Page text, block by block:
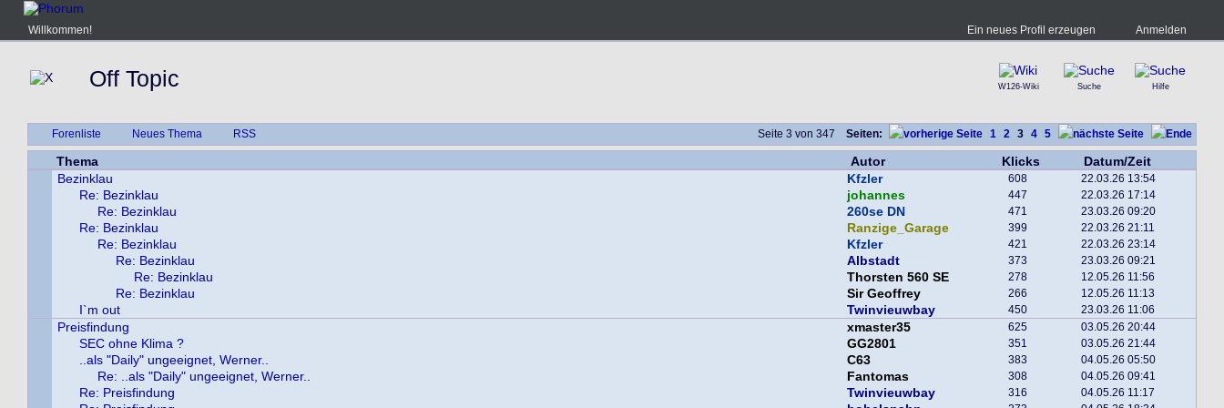
Willkommen! Ein neues Profil erzeugen Anmelden
Off Topic W126-Wiki Suche Hilfe
Seite 3 von 347 Seiten: 1 2 3 4 5
Forenliste Neues Thema RSS
Thema Autor Klicks
Datum/Zeit
Bezinklau
Kfzler 608 22.03.26 13:54
Re: Bezinklau johannes 447 22.03.26 17:14
Re: Bezinklau 260se DN 471 23.03.26 09:20
Re: Bezinklau Ranzige_Garage 399 22.03.26 21:11
Re: Bezinklau Kfzler 421 22.03.26 23:14
Re: Bezinklau Albstadt 373 23.03.26 09:21
Re: Bezinklau Thorsten 560 SE 278 12.05.26 11:56
Re: Bezinklau Sir Geoffrey 266 12.05.26 11:13
I`m out Twinvieuwbay 450 23.03.26 11:06
Preisfindung xmaster35 625 03.05.26 20:44
SEC ohne Klima ? GG2801 351 03.05.26 21:44
..als "Daily" ungeeignet, Werner.. C63 383 04.05.26 05:50
Re: ..als "Daily" ungeeignet, Werner.. Fantomas 308 04.05.26 09:41
Re: Preisfindung Twinvieuwbay 316 04.05.26 11:17